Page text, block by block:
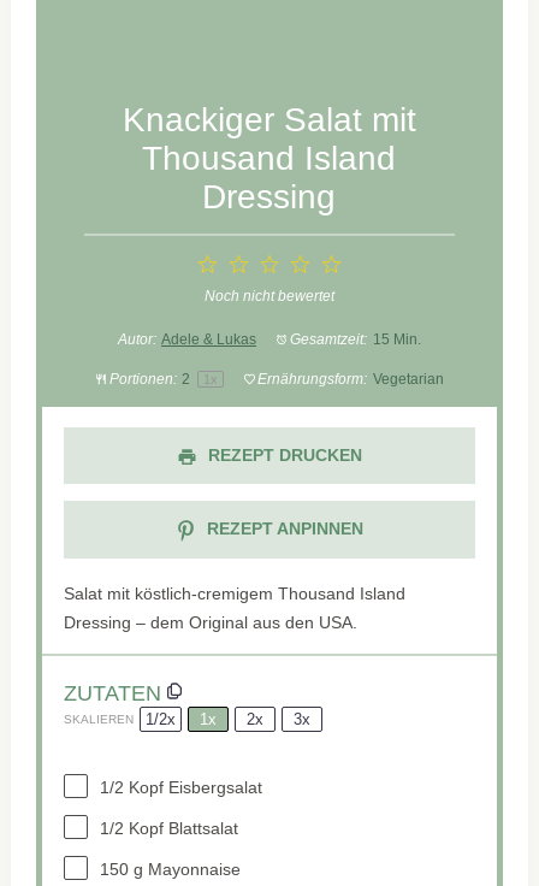
Knackiger Salat mit
Thousand Island
Dressing
5
Stars
Stars
2
Stars
Star
Noch nicht bewertet
Autor: Adele & Lukas Gesamtzeit: 15 Min.
Portionen: 2 1 x Ernährungsform: Vegetarian
REZEPT DRUCKEN
REZEPT ANPINNEN
Salat mit köstlich-cremigem Thousand Island
Dressing – dem Original aus den USA.
ZUTATEN
SKALIEREN 1/2x 1x 2x 3x
1/2 Kopf Eisbergsalat
1/2 Kopf Blattsalat
150 g Mayonnaise